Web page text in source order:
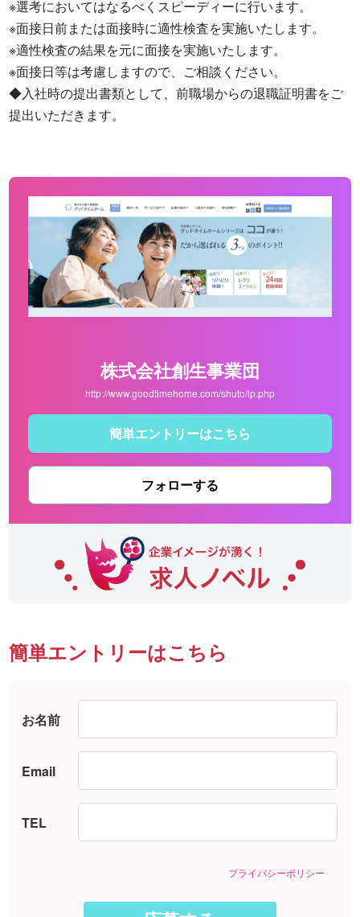
※選考においてはなるべくスピーディーに行います。
※面接日前または面接時に適性検査を実施いたします。
※適性検査の結果を元に面接を実施いたします。
※面接日等は考慮しますので、ご相談ください。
◆入社時の提出書類として、前職場からの退職証明書をご
提出いただきます。
株式会社創生事業団
http://www.goodtimehome.com/shuto/lp.php
簡単エントリーはこちら
フォローする
簡単エントリーはこちら
お名前
Email
TEL
プライバシーポリシー